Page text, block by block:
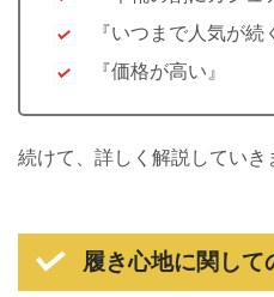
『いつまで人気が続
『価格が高い』
続けて、詳しく解説していき
履き心地に関して